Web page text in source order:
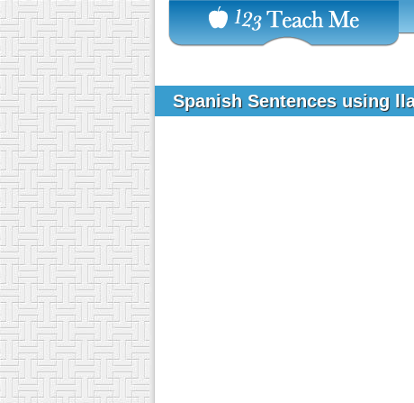
Spanish Sentences using